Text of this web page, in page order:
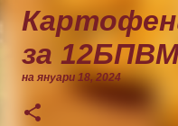
за
на януари 18, 2024